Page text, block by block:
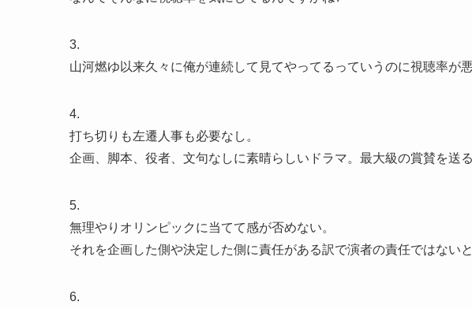
3.
山河燃ゆ以来久々に俺が連続して見てやってるっていうのに視聴率が
4.
打ち切りも左遷人事も必要なし。
企画、脚本、役者、文句なしに素晴らしいドラマ。最大級の賞賛を送る
5.
無理やりオリンピックに当てて感が否めない。
それを企画した側や決定した側に責任がある訳で演者の責任ではないと
6.